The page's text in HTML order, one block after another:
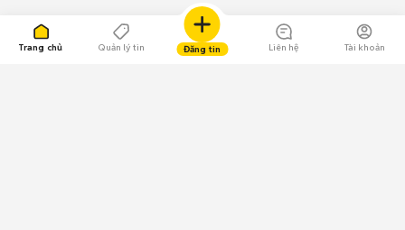
Trang chủ Quản lý tin Đăng tin Liên hệ Tài khoản